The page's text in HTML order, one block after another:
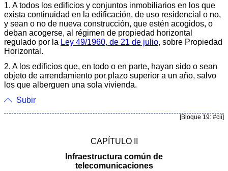
1. A todos los edificios y conjuntos inmobiliarios en los que
exista continuidad en la edificación, de uso residencial o no,
y sean o no de nueva construcción, que estén acogidos, o
deban acogerse, al régimen de propiedad horizontal
regulado por la Ley 49/1960, de 21 de julio, sobre Propiedad
Horizontal.
2. A los edificios que, en todo o en parte, hayan sido o sean
objeto de arrendamiento por plazo superior a un año, salvo
los que alberguen una sola vivienda.
Subir
[Bloque 19: #cii]
CAPÍTULO II
Infraestructura común de
telecomunicaciones